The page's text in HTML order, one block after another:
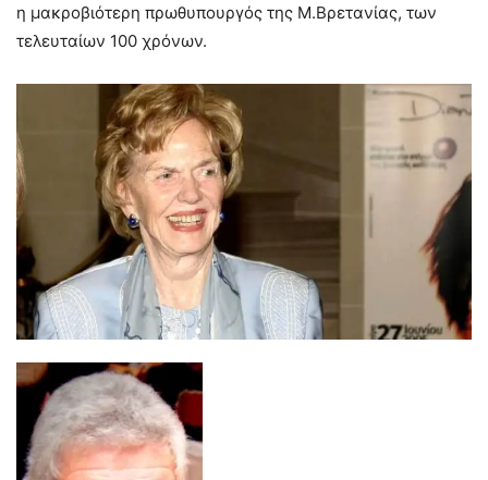
η μακροβιότερη πρωθυπουργός της Μ.Βρετανίας, των
τελευταίων 100 χρόνων.